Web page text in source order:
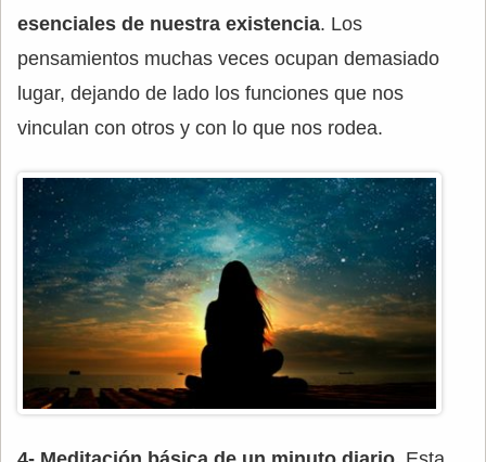
esenciales de nuestra existencia. Los
pensamientos muchas veces ocupan demasiado
lugar, dejando de lado los funciones que nos
vinculan con otros y con lo que nos rodea.